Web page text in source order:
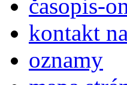
časopis-
kontakt
oznamy